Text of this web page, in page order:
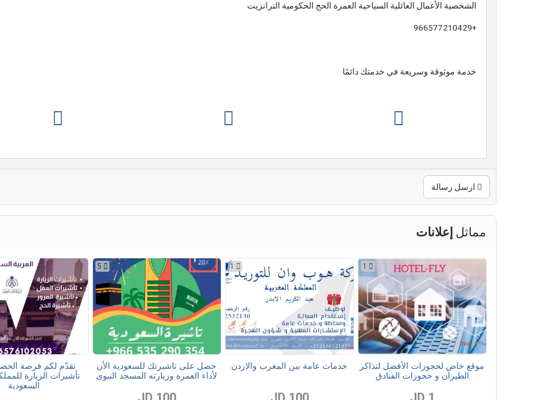
الشخصية الأعمال العائلية السياحية العمرة الحج الحكومية الترانزيت
+966577210429
خدمة موثوقة وسريعة في خدمتك دائمًا
ارسل رسالة
مماثل إعلانات
موقع خاص لحجوزات الأفضل لتذاكر
الطيران و حجوزات الفنادق
خدمات عامة بين المغرب والاردن
حصل على تاشيرتك للسعودية الأن
لأداء العمرة وزيارته المسجد النبوى
نقدّم لكم فرصة
تأشيرات الزيارة
السعودية